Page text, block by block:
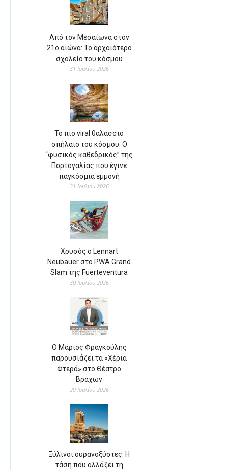
Από τον Μεσαίωνα στον
21ο αιώνα: Το αρχαιότερο
σχολείο του κόσμου
31 Ιουλίου 2026
Το πιο viral θαλάσσιο
σπήλαιο του κόσμου: Ο
“φυσικός καθεδρικός” της
Πορτογαλίας που έγινε
παγκόσμια εμμονή
31 Ιουλίου 2026
Χρυσός ο Lennart
Neubauer στο PWA Grand
Slam της Fuerteventura
30 Ιουλίου 2026
Ο Μάριος Φραγκούλης
παρουσιάζει τα «Χέρια
Φτερά» στο Θέατρο
Βράχων
29 Ιουλίου 2026
Ξύλινοι ουρανοξύστες: Η
τάση που αλλάζει τη